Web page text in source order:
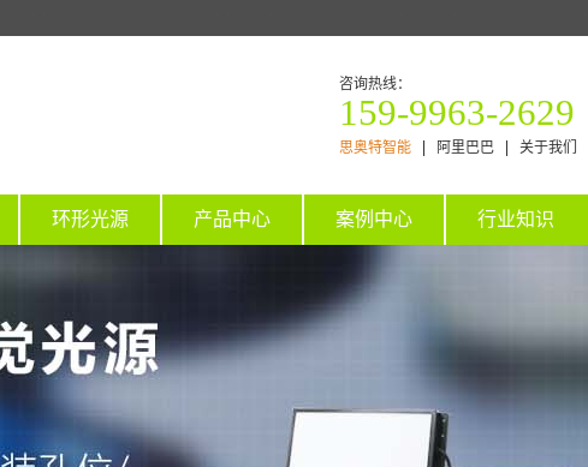
咨询热线：
159-9963-2629
思奥特智能 阿里巴巴 关于我们
环形光源 产品中心 案例中心 行业知识